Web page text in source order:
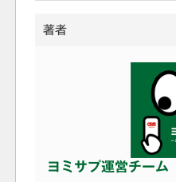
著者
ヨミサプ運営チーム